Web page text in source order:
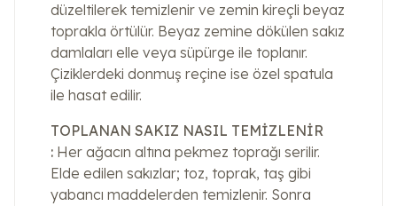
düzeltilerek temizlenir ve zemin kireçli beyaz
toprakla örtülür. Beyaz zemine dökülen sakız
damlaları elle veya süpürge ile toplanır.
Çiziklerdeki donmuş reçine ise özel spatula
ile hasat edilir.
TOPLANAN SAKIZ NASIL TEMİZLENİR
: Her ağacın altına pekmez toprağı serilir.
Elde edilen sakızlar; toz, toprak, taş gibi
yabancı maddelerden temizlenir. Sonra